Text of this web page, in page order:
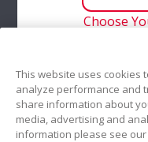
Rolamentos
Controle de
Siga-nos
Compartilhar
Choose
This website uses cookies
analyze performance and
share information about
media, advertising and
information please see our